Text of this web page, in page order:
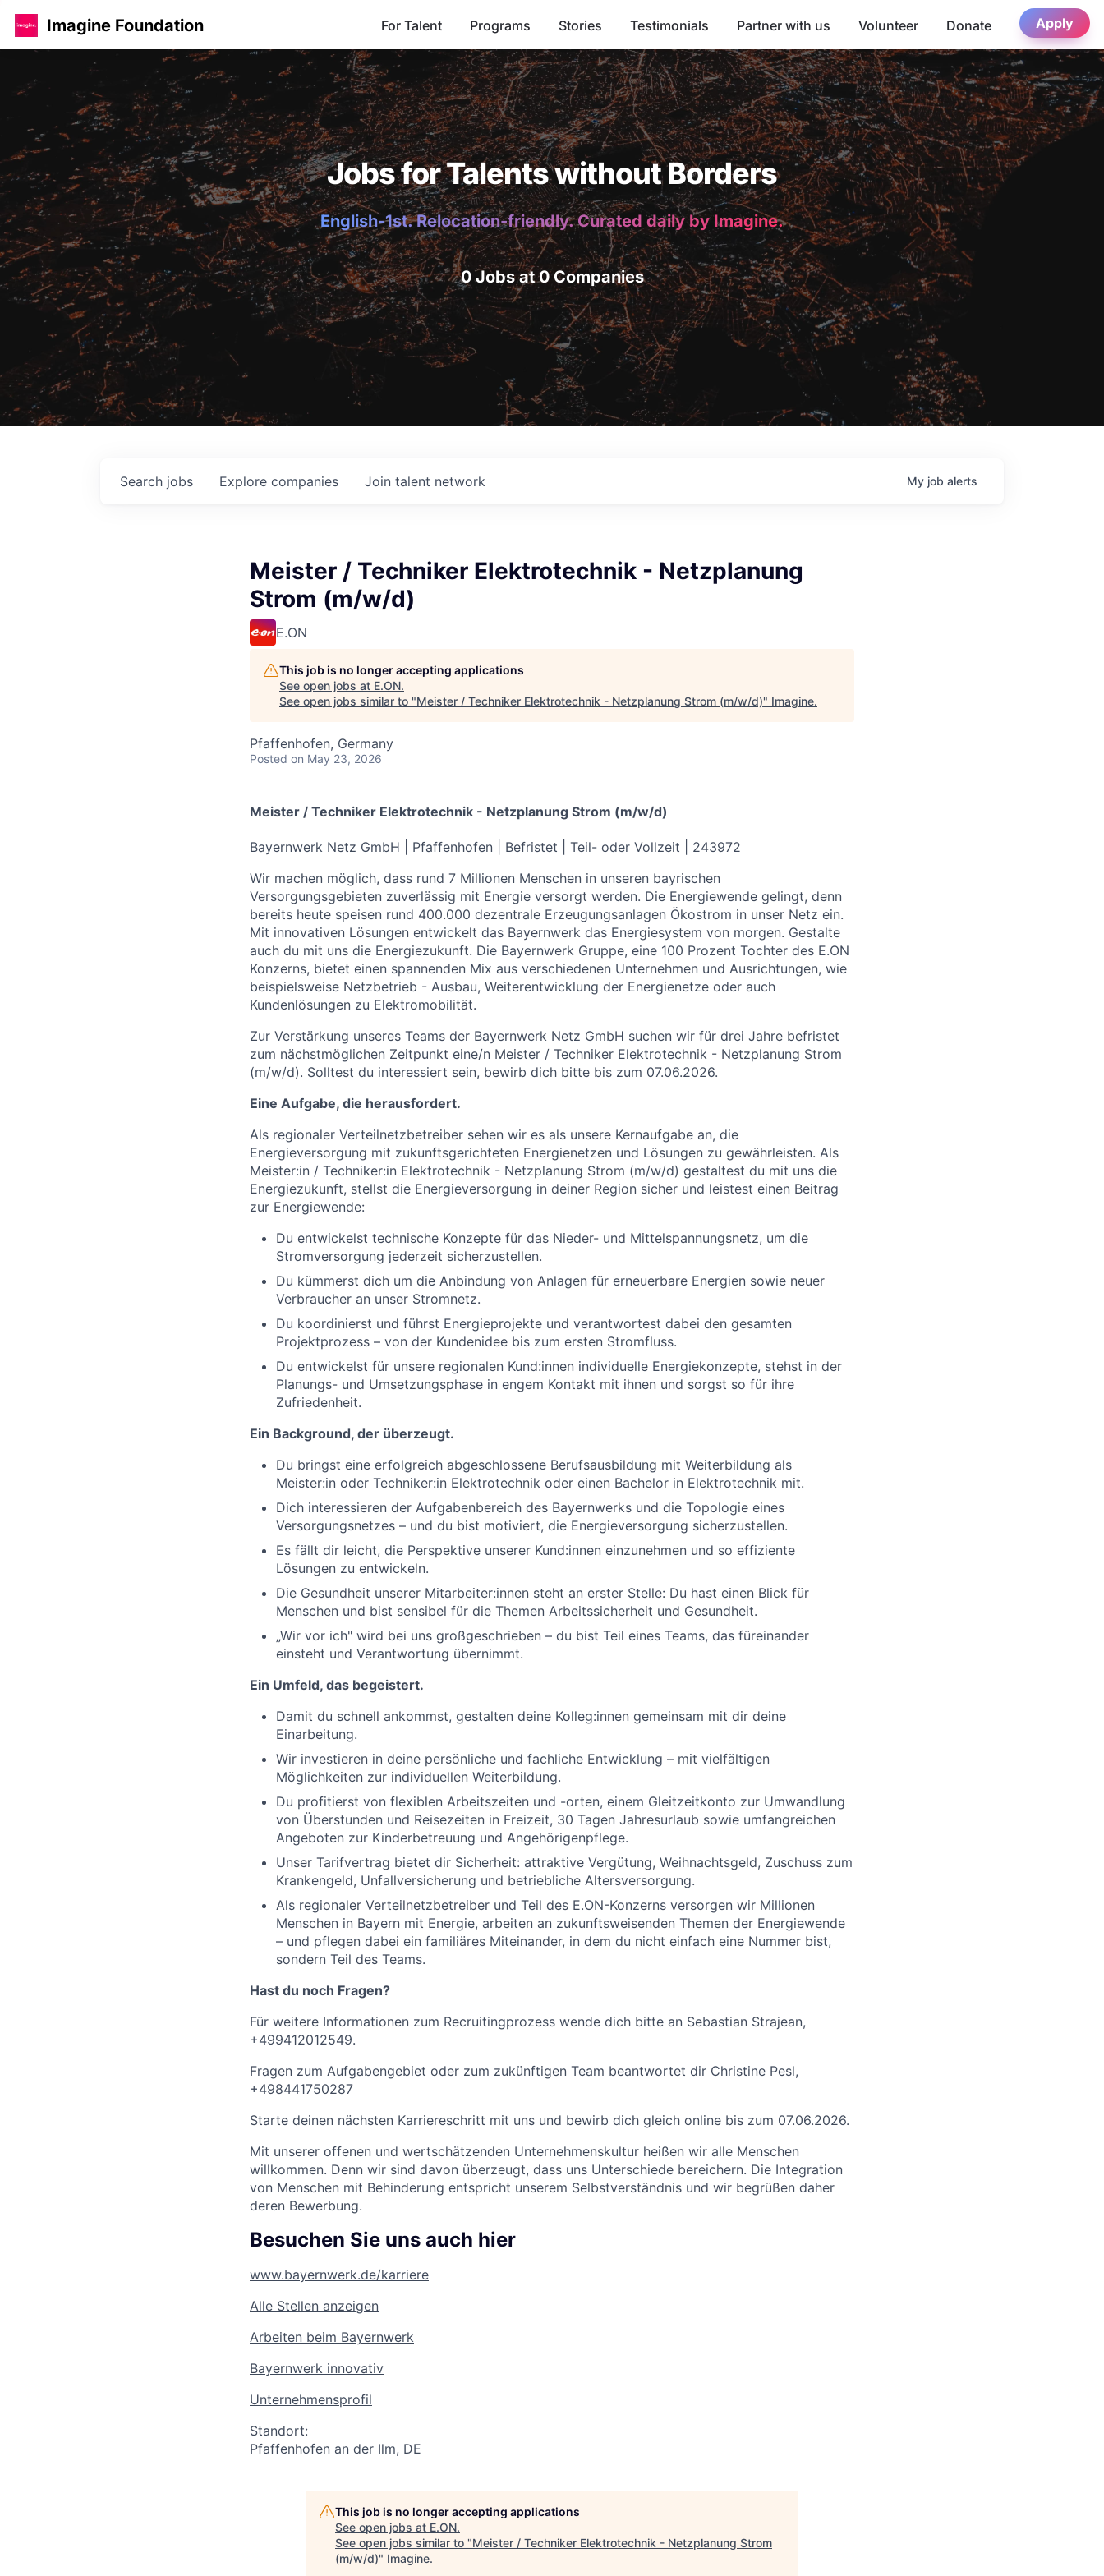
Imagine Foundation For Talent Programs Stories Testimonials Partner with us Volunteer Donate Apply
Jobs for Talents without Borders
English-1st. Relocation-friendly. Curated daily by Imagine.
0 Jobs at 0 Companies
Search jobs Explore companies Join talent network My job alerts
Meister / Techniker Elektrotechnik - Netzplanung
Strom (m/w/d)
E.ON
This job is no longer accepting applications
See open jobs at E.ON.
See open jobs similar to "Meister / Techniker Elektrotechnik - Netzplanung Strom (m/w/d)" Imagine.
Pfaffenhofen, Germany
Posted on May 23, 2026
Meister / Techniker Elektrotechnik - Netzplanung Strom (m/w/d)
Bayernwerk Netz GmbH | Pfaffenhofen | Befristet | Teil- oder Vollzeit | 243972
Wir machen möglich, dass rund 7 Millionen Menschen in unseren bayrischen
Versorgungsgebieten zuverlässig mit Energie versorgt werden. Die Energiewende gelingt, denn
bereits heute speisen rund 400.000 dezentrale Erzeugungsanlagen Ökostrom in unser Netz ein.
Mit innovativen Lösungen entwickelt das Bayernwerk das Energiesystem von morgen. Gestalte
auch du mit uns die Energiezukunft. Die Bayernwerk Gruppe, eine 100 Prozent Tochter des E.ON
Konzerns, bietet einen spannenden Mix aus verschiedenen Unternehmen und Ausrichtungen, wie
beispielsweise Netzbetrieb - Ausbau, Weiterentwicklung der Energienetze oder auch
Kundenlösungen zu Elektromobilität.
Zur Verstärkung unseres Teams der Bayernwerk Netz GmbH suchen wir für drei Jahre befristet
zum nächstmöglichen Zeitpunkt eine/n Meister / Techniker Elektrotechnik - Netzplanung Strom
(m/w/d). Solltest du interessiert sein, bewirb dich bitte bis zum 07.06.2026.
Eine Aufgabe, die herausfordert.
Als regionaler Verteilnetzbetreiber sehen wir es als unsere Kernaufgabe an, die
Energieversorgung mit zukunftsgerichteten Energienetzen und Lösungen zu gewährleisten. Als
Meister:in / Techniker:in Elektrotechnik - Netzplanung Strom (m/w/d) gestaltest du mit uns die
Energiezukunft, stellst die Energieversorgung in deiner Region sicher und leistest einen Beitrag
zur Energiewende:
Du entwickelst technische Konzepte für das Nieder- und Mittelspannungsnetz, um die
Stromversorgung jederzeit sicherzustellen.
Du kümmerst dich um die Anbindung von Anlagen für erneuerbare Energien sowie neuer
Verbraucher an unser Stromnetz.
Du koordinierst und führst Energieprojekte und verantwortest dabei den gesamten
Projektprozess – von der Kundenidee bis zum ersten Stromfluss.
Du entwickelst für unsere regionalen Kund:innen individuelle Energiekonzepte, stehst in der
Planungs- und Umsetzungsphase in engem Kontakt mit ihnen und sorgst so für ihre
Zufriedenheit.
Ein Background, der überzeugt.
Du bringst eine erfolgreich abgeschlossene Berufsausbildung mit Weiterbildung als
Meister:in oder Techniker:in Elektrotechnik oder einen Bachelor in Elektrotechnik mit.
Dich interessieren der Aufgabenbereich des Bayernwerks und die Topologie eines
Versorgungsnetzes – und du bist motiviert, die Energieversorgung sicherzustellen.
Es fällt dir leicht, die Perspektive unserer Kund:innen einzunehmen und so effiziente
Lösungen zu entwickeln.
Die Gesundheit unserer Mitarbeiter:innen steht an erster Stelle: Du hast einen Blick für
Menschen und bist sensibel für die Themen Arbeitssicherheit und Gesundheit.
„Wir vor ich" wird bei uns großgeschrieben – du bist Teil eines Teams, das füreinander
einsteht und Verantwortung übernimmt.
Ein Umfeld, das begeistert.
Damit du schnell ankommst, gestalten deine Kolleg:innen gemeinsam mit dir deine
Einarbeitung.
Wir investieren in deine persönliche und fachliche Entwicklung – mit vielfältigen
Möglichkeiten zur individuellen Weiterbildung.
Du profitierst von flexiblen Arbeitszeiten und -orten, einem Gleitzeitkonto zur Umwandlung
von Überstunden und Reisezeiten in Freizeit, 30 Tagen Jahresurlaub sowie umfangreichen
Angeboten zur Kinderbetreuung und Angehörigenpflege.
Unser Tarifvertrag bietet dir Sicherheit: attraktive Vergütung, Weihnachtsgeld, Zuschuss zum
Krankengeld, Unfallversicherung und betriebliche Altersversorgung.
Als regionaler Verteilnetzbetreiber und Teil des E.ON-Konzerns versorgen wir Millionen
Menschen in Bayern mit Energie, arbeiten an zukunftsweisenden Themen der Energiewende
– und pflegen dabei ein familiäres Miteinander, in dem du nicht einfach eine Nummer bist,
sondern Teil des Teams.
Hast du noch Fragen?
Für weitere Informationen zum Recruitingprozess wende dich bitte an Sebastian Strajean,
+499412012549.
Fragen zum Aufgabengebiet oder zum zukünftigen Team beantwortet dir Christine Pesl,
+498441750287
Starte deinen nächsten Karriereschritt mit uns und bewirb dich gleich online bis zum 07.06.2026.
Mit unserer offenen und wertschätzenden Unternehmenskultur heißen wir alle Menschen
willkommen. Denn wir sind davon überzeugt, dass uns Unterschiede bereichern. Die Integration
von Menschen mit Behinderung entspricht unserem Selbstverständnis und wir begrüßen daher
deren Bewerbung.
Besuchen Sie uns auch hier
www.bayernwerk.de/karriere
Alle Stellen anzeigen
Arbeiten beim Bayernwerk
Bayernwerk innovativ
Unternehmensprofil
Standort:
Pfaffenhofen an der Ilm, DE
This job is no longer accepting applications
See open jobs at E.ON.
See open jobs similar to "Meister / Techniker Elektrotechnik - Netzplanung Strom
(m/w/d)" Imagine.